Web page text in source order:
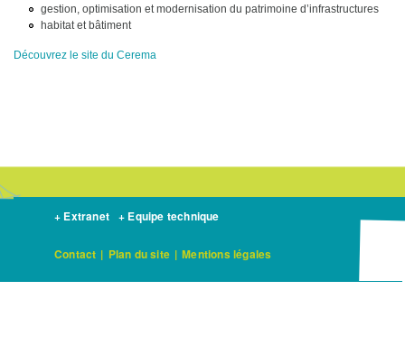
gestion, optimisation et modernisation du patrimoine d’infrastructures
habitat et bâtiment
Découvrez le site du Cerema
+ Extranet + Equipe technique
Contact | Plan du site | Mentions légales